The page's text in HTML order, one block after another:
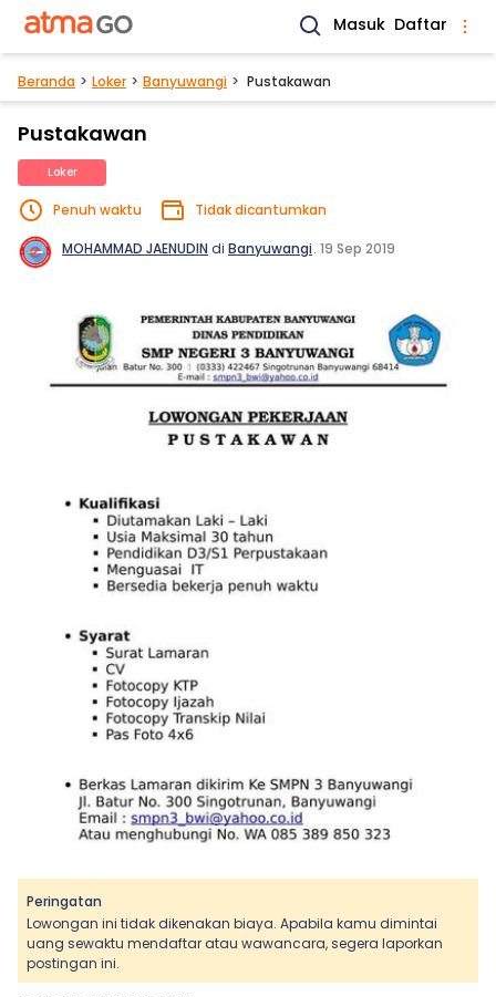
Masuk Daftar
Beranda Loker Banyuwangi Pustakawan
Pustakawan
Loker
Penuh waktu Tidak dicantumkan
MOHAMMAD JAENUDIN di Banyuwangi. 19 Sep 2019
Peringatan
Lowongan ini tidak dikenakan biaya. Apabila kamu dimintai
uang sewaktu mendaftar atau wawancara, segera laporkan
postingan ini.